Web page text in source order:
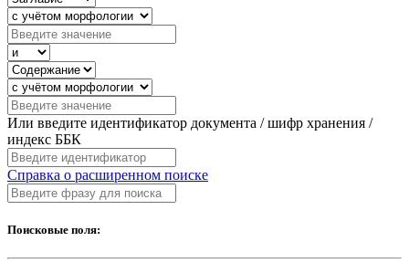
Или введите идентификатор документа / шифр хранения /
индекс ББК
Справка о расширенном поиске
Поисковые поля: